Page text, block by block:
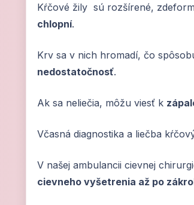
Kŕčové žily sú rozšírené,
chlopní.
Krv sa v nich hromadí, čo
nedostatočnosť.
Ak sa neliečia, môžu viesť k
Včasná diagnostika a liečba
V našej ambulancii cievnej
cievneho vyšetrenia až po